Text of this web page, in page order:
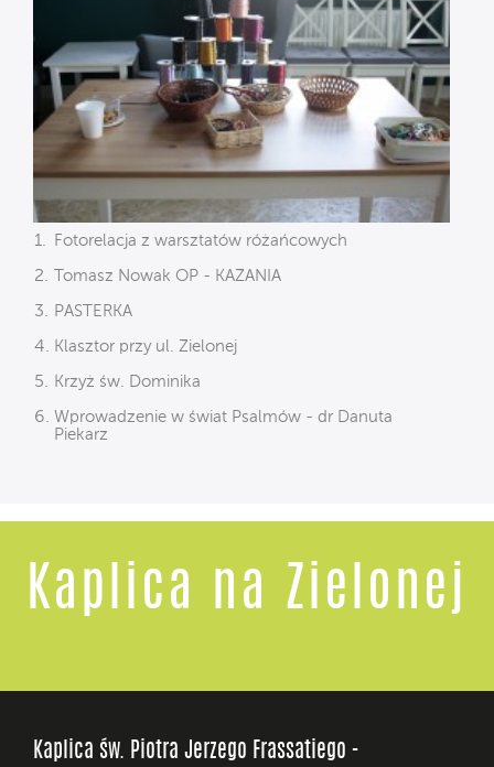
Fotorelacja z warsztatów różańcowych
Tomasz Nowak OP - KAZANIA
PASTERKA
Klasztor przy ul. Zielonej
Krzyż św. Dominika
Wprowadzenie w świat Psalmów - dr Danuta
Piekarz
Kaplica na Zielonej
Kaplica św. Piotra Jerzego Frassatiego -